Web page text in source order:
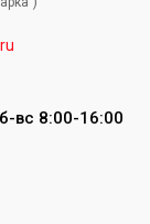
вс 8:00-16:00